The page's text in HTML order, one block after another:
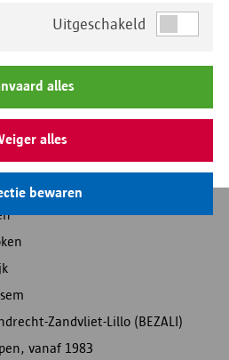
Zandvliet-Lillo (BEZALI)
vanaf 1983
Uitgeschakeld
alles
alles
bewaren